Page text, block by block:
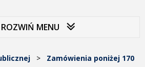
ROZWIŃ MENU
> Zamówienia poniżej 170